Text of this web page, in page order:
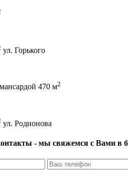
ул. Горького
470 м2
ул. Родионова
- мы свяжемся с Вами в